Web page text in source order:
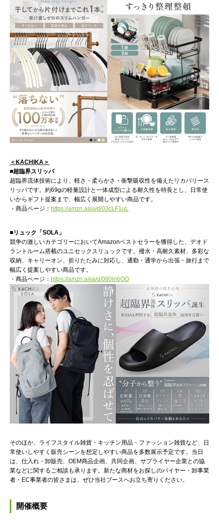
＜KACHIKA＞
■超臨界スリッパ
超臨界流体技術により、軽さ・柔らかさ・衝撃吸収性を備えたリカバリース
リッパです。約69gの軽量設計と一体成型による耐久性を特長とし、日常使
いからギフト提案まで、幅広く展開しやすい商品です。
・商品ページ： https://amzn.asia/d/03cLF1uL
■リュック「SOLA」
競争の激しいカテゴリーにおいてAmazonベストセラーを獲得した、デオド
ラントルーム搭載のユニセックスリュックです。撥水・高耐久素材、多彩な
収納、キャリーオン、折りたたみに対応し、通勤・通学から出張・旅行まで
幅広く提案しやすい商品です。
・商品ページ： https://amzn.asia/d/080jn6OO
そのほか、ライフスタイル雑貨・キッチン用品・ファッション雑貨など、日
常使いしやすく販売シーンを想定しやすい商品を多数展示予定です。当日
は、仕入れ・卸販売、OEM商品企画、共同企画、サプライヤー企業との協
業などに関するご相談も承ります。新たな商材をお探しのバイヤー・卸事業
者・EC事業者の皆さまは、ぜひ当社ブースへお立ち寄りください。
開催概要